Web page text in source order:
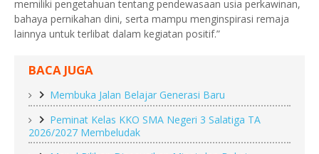
memiliki pengetahuan tentang pendewasaan usia perkawinan,
bahaya pernikahan dini, serta mampu menginspirasi remaja
lainnya untuk terlibat dalam kegiatan positif.”
BACA JUGA
Membuka Jalan Belajar Generasi Baru
Peminat Kelas KKO SMA Negeri 3 Salatiga TA
2026/2027 Membeludak